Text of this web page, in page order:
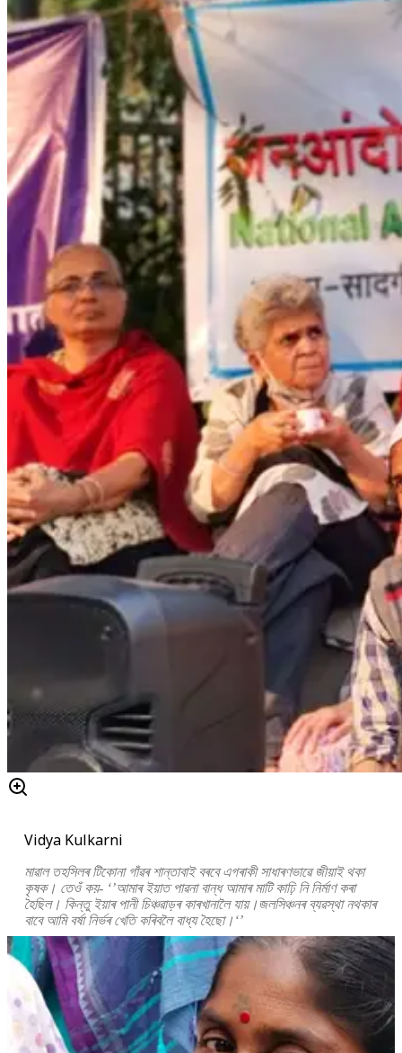
Vidya Kulkarni
মাৱাল তহসিলৰ টিকোনা গাঁৱৰ শান্তাবাই বৰবে এগৰাকী সাধাৰণভাৱে জীয়াই থকা
কৃষক। তেওঁ কয়- ‘’আমাৰ ইয়াত পাৱনা বান্ধ আমাৰ মাটি কাঢ়ি নি নিৰ্মাণ কৰা
হৈছিল। কিন্তু ইয়াৰ পানী চিঞ্চৱাড়ৰ কাৰখানালৈ যায়।জলসিঞ্চনৰ ব্যৱস্থা নথকাৰ
বাবে আমি বৰ্ষা নিৰ্ভৰ খেতি কৰিবলৈ বাধ্য হৈছো।‘’